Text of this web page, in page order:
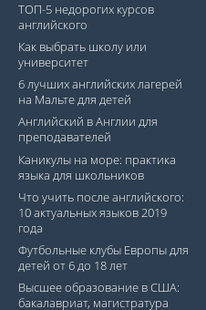
ТОП-5 недорогих курсов
английского
Как выбрать школу или
университет
6 лучших английских лагерей
на Мальте для детей
Английский в Англии для
преподавателей
Каникулы на море: практика
языка для школьников
Что учить после английского:
10 актуальных языков 2019
года
Футбольные клубы Европы для
детей от 6 до 18 лет
Высшее образование в США:
бакалавриат, магистратура